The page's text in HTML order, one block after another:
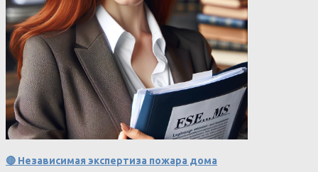
🔴 Независимая экспертиза пожара дома